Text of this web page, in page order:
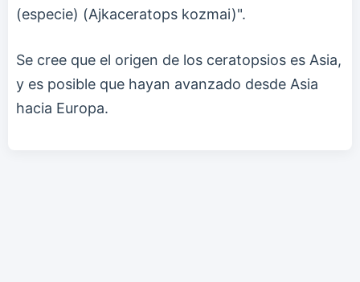
(especie) (Ajkaceratops kozmai)".
Se cree que el origen de los ceratopsios es Asia,
y es posible que hayan avanzado desde Asia
hacia Europa.